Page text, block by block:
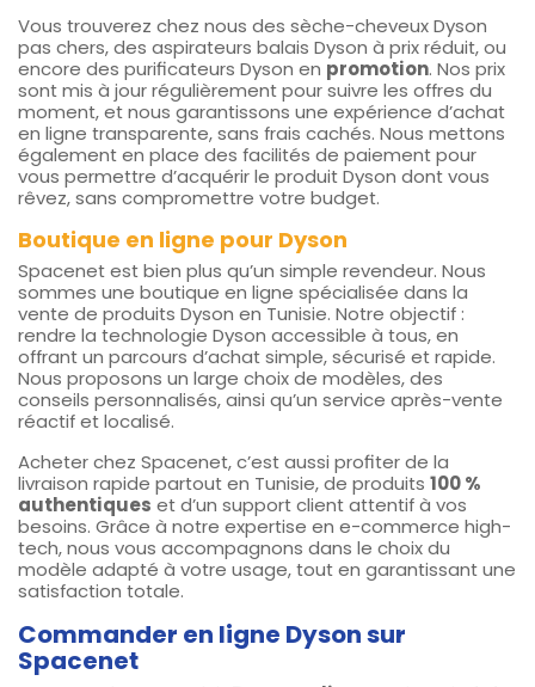
Vous trouverez chez nous des sèche-cheveux Dyson
pas chers, des aspirateurs balais Dyson à prix réduit, ou
encore des purificateurs Dyson en promotion. Nos prix
sont mis à jour régulièrement pour suivre les offres du
moment, et nous garantissons une expérience d’achat
en ligne transparente, sans frais cachés. Nous mettons
également en place des facilités de paiement pour
vous permettre d’acquérir le produit Dyson dont vous
rêvez, sans compromettre votre budget.
Boutique en ligne pour Dyson
Spacenet est bien plus qu’un simple revendeur. Nous
sommes une boutique en ligne spécialisée dans la
vente de produits Dyson en Tunisie. Notre objectif :
rendre la technologie Dyson accessible à tous, en
offrant un parcours d’achat simple, sécurisé et rapide.
Nous proposons un large choix de modèles, des
conseils personnalisés, ainsi qu’un service après-vente
réactif et localisé.
Acheter chez Spacenet, c’est aussi profiter de la
livraison rapide partout en Tunisie, de produits 100 %
authentiques et d’un support client attentif à vos
besoins. Grâce à notre expertise en e-commerce high-
tech, nous vous accompagnons dans le choix du
modèle adapté à votre usage, tout en garantissant une
satisfaction totale.
Commander en ligne Dyson sur
Spacenet